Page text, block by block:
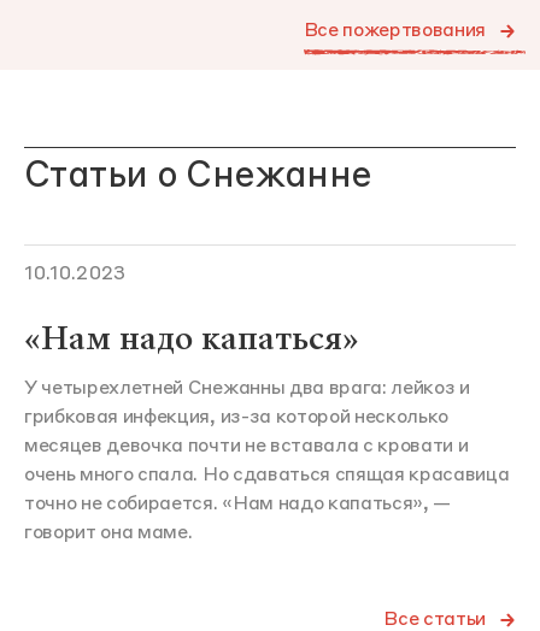
Все пожертвования
Статьи о Снежанне
10.10.2023
«Нам надо капаться»
У четырехлетней Снежанны два врага: лейкоз и
грибковая инфекция, из-за которой несколько
месяцев девочка почти не вставала с кровати и
очень много спала. Но сдаваться спящая красавица
точно не собирается. «Нам надо капаться», —
говорит она маме.
Все статьи